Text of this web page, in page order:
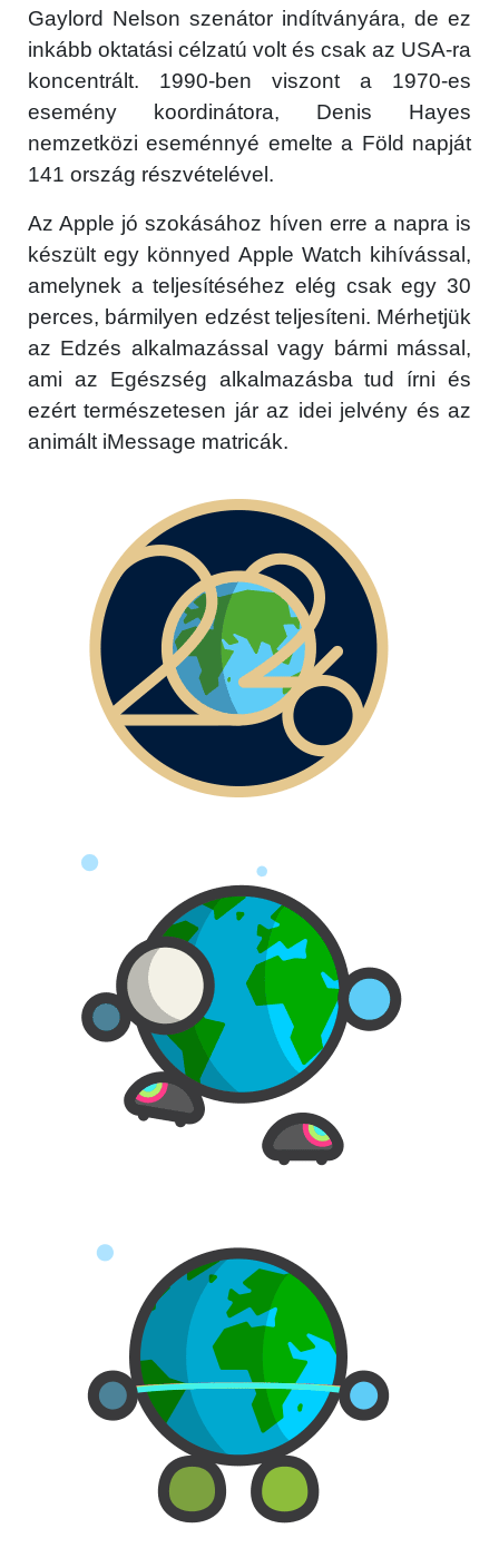
Gaylord Nelson szenátor indítványára, de ez
inkább oktatási célzatú volt és csak az USA-ra
koncentrált. 1990-ben viszont a 1970-es
esemény koordinátora, Denis Hayes
nemzetközi eseménnyé emelte a Föld napját
141 ország részvételével.
Az Apple jó szokásához híven erre a napra is
készült egy könnyed Apple Watch kihívással,
amelynek a teljesítéséhez elég csak egy 30
perces, bármilyen edzést teljesíteni. Mérhetjük
az Edzés alkalmazással vagy bármi mással,
ami az Egészség alkalmazásba tud írni és
ezért természetesen jár az idei jelvény és az
animált iMessage matricák.